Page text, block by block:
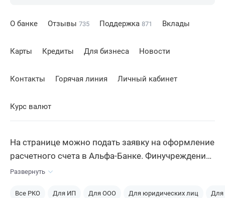
О банке Отзывы 735 Поддержка 871 Вклады
Карты Кредиты Для бизнеса Новости
Контакты Горячая линия Личный кабинет
Курс валют
На странице можно подать заявку на оформление
расчетного счета в Альфа-Банке. Финучреждение
дает возможность открыть р/с как компаниям,
Развернуть
Все РКО Для ИП Для ООО Для юридических лиц Для